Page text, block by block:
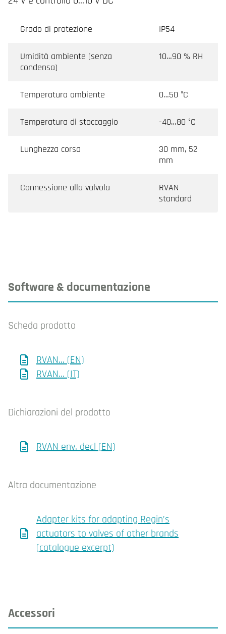
Grado di protezione IP54
Umidità ambiente (senza
condensa)
10…90 % RH
Temperatura ambiente 0…50 °C
Temperatura di stoccaggio -40…80 °C
Lunghezza corsa
30 mm, 52
mm
Connessione alla valvola
RVAN
standard
Software & documentazione
Scheda prodotto
RVAN… (EN)
RVAN… (IT)
Dichiarazioni del prodotto
RVAN env. decl (EN)
Altra documentazione
Adapter kits for adapting Regin’s
actuators to valves of other brands
(catalogue excerpt)
Accessori